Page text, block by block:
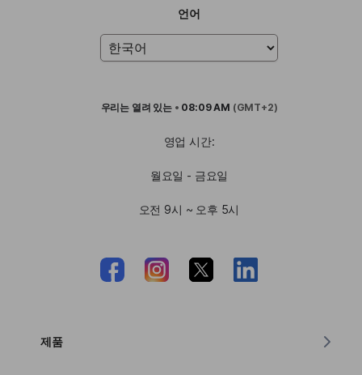
언어
우리는 열려 있는 • 08:09 AM (GMT+2)
영업 시간:
월요일 - 금요일
오전 9시 ~ 오후 5시
제품